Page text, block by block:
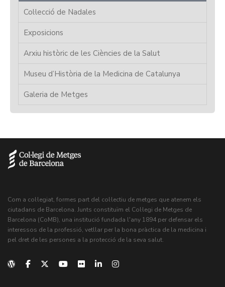
Col·lecció de Nadales
Exposicions
Arxiu històric de les Ciències de la Salut
Museu d’Història de la Medicina de Catalunya
Galeria de Metges
Com a col·legiat, formes part del col·lectiu de metges que atenem els
ciutadans de Barcelona. Junts constituïm el Col·legi de Metges de
Barcelona (CoMB), una institució fundada l'any 1894 per defensar els
interessos de la professió, vetllar per la bona pràctica de la medicina i
pel dret de les persones a la protecció de la seva salut.